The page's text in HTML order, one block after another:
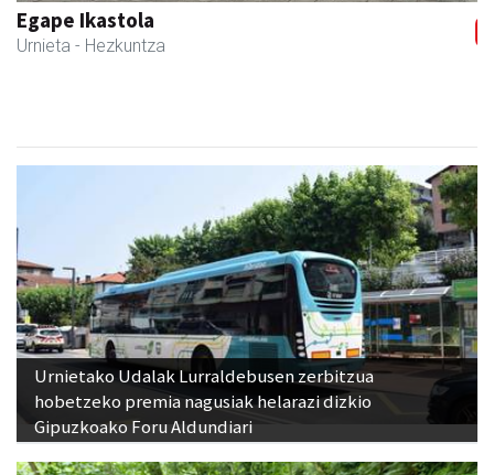
Ikasmin ikasketa zentroa
Urnieta - Ikasketa zentroak
Urnietako Udalak Lurraldebusen zerbitzua
hobetzeko premia nagusiak helarazi dizkio
Gipuzkoako Foru Aldundiari